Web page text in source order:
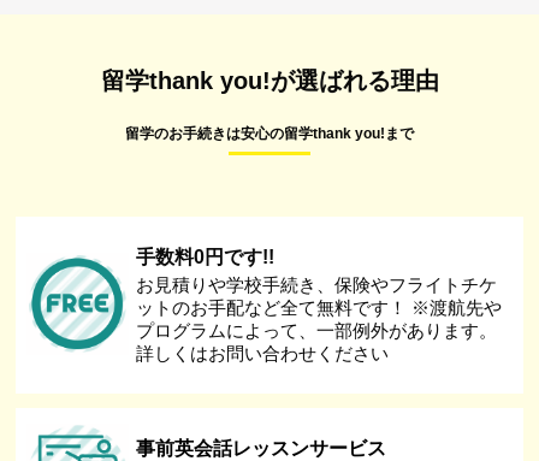
留学thank you!が選ばれる理由
留学のお手続きは安心の留学thank you!まで
手数料0円です!!
お見積りや学校手続き、保険やフライトチケ
ットのお手配など全て無料です！ ※渡航先や
プログラムによって、一部例外があります。
詳しくはお問い合わせください
事前英会話レッスンサービス